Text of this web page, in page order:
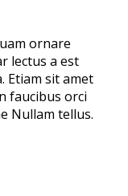
ornare
lectus a est
Etiam sit amet
faucibus orci
Nullam tellus.